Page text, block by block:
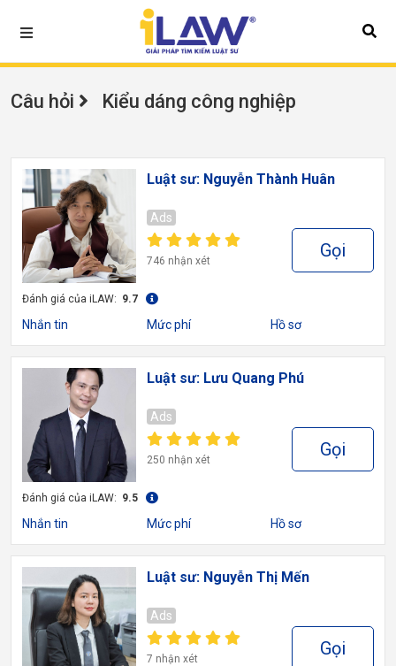
Câu hỏi Kiểu dáng công nghiệp
Luật sư: Nguyễn Thành Huân
Ads
746 nhận xét Gọi
Đánh giá của iLAW: 9.7
Nhắn tin Mức phí Hồ sơ
Luật sư: Lưu Quang Phú
Ads
250 nhận xét Gọi
Đánh giá của iLAW: 9.5
Nhắn tin Mức phí Hồ sơ
Luật sư: Nguyễn Thị Mến
Ads
7 nhận xét Gọi